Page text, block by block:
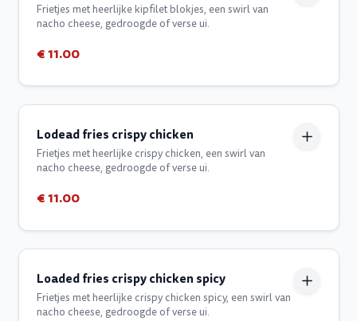
Frietjes met heerlijke kipfilet blokjes, een swirl van
nacho cheese, gedroogde of verse ui.
€ 11.00
Lodead fries crispy chicken
Frietjes met heerlijke crispy chicken, een swirl van
nacho cheese, gedroogde of verse ui.
€ 11.00
Loaded fries crispy chicken spicy
Frietjes met heerlijke crispy chicken spicy, een swirl van
nacho cheese, gedroogde of verse ui.